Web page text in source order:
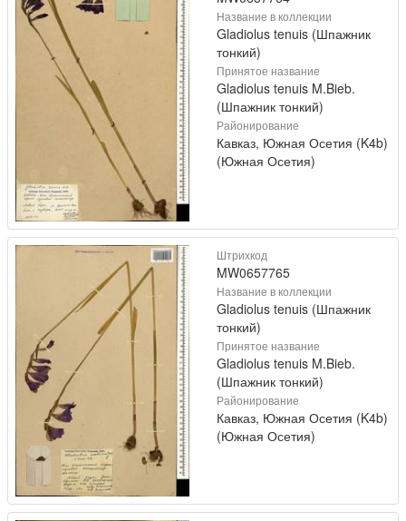
Название в коллекции
Gladiolus tenuis (Шпажник
тонкий)
Принятое название
Gladiolus tenuis M.Bieb.
(Шпажник тонкий)
Районирование
Кавказ, Южная Осетия (K4b)
(Южная Осетия)
Штрихкод
MW0657765
Название в коллекции
Gladiolus tenuis (Шпажник
тонкий)
Принятое название
Gladiolus tenuis M.Bieb.
(Шпажник тонкий)
Районирование
Кавказ, Южная Осетия (K4b)
(Южная Осетия)